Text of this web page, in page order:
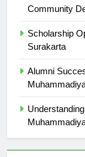
The Role of
Scholarship
Alumni